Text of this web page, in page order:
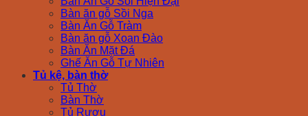
Bàn ăn gỗ Sồi Nga
Bàn Ăn Gỗ Tràm
Bàn ăn gỗ Xoan Đào
Bàn Ăn Mặt Đá
Ghế Ăn Gỗ Tự Nhiên
Tủ kệ, bàn thờ
Tủ Thờ
Bàn Thờ
Tủ Rượu